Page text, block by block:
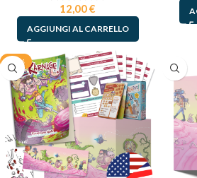
12,00€
AGGIUNGI AL CARRELLO
-21%